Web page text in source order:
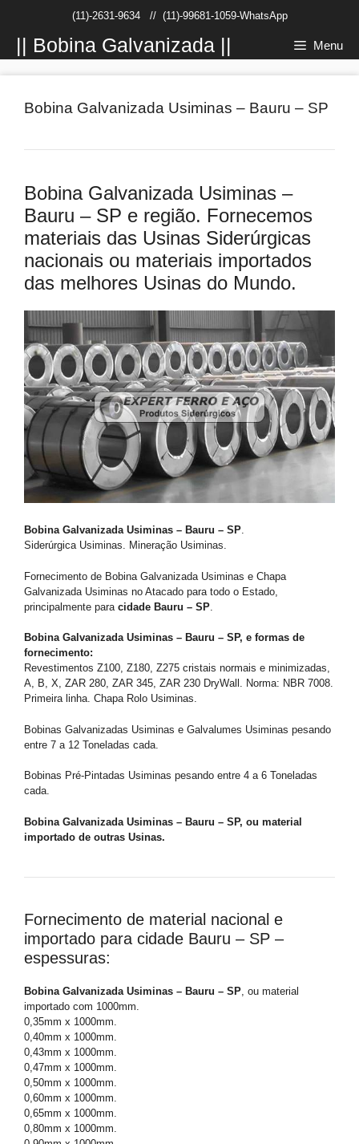
conteúdo
(11)-2631-9634// (11)-99681-1059-WhatsApp
|| Bobina Galvanizada || Menu
Bobina Galvanizada Usiminas – Bauru – SP
Bobina Galvanizada Usiminas –
Bauru – SP e região. Fornecemos
materiais das Usinas Siderúrgicas
nacionais ou materiais importados
das melhores Usinas do Mundo.
Bobina Galvanizada Usiminas – Bauru – SP.
Siderúrgica Usiminas. Mineração Usiminas.
Fornecimento de Bobina Galvanizada Usiminas e Chapa
Galvanizada Usiminas no Atacado para todo o Estado,
principalmente para cidade Bauru – SP
Bobina Galvanizada Usiminas – Bauru – SP, e formas de
fornecimento:
Revestimentos Z100, Z180, Z275 cristais normais e minimizadas,
A, B, X, ZAR 280, ZAR 345, ZAR 230 DryWall. Norma: NBR 7008.
Primeira linha. Chapa Rolo Usiminas.
Bobinas Galvanizadas Usiminas e Galvalumes Usiminas pesando
entre 7 a 12 Toneladas cada.
Bobinas Pré-Pintadas Usiminas pesando entre 4 a 6 Toneladas
cada.
Bobina Galvanizada Usiminas – Bauru – SP, ou material
importado de outras Usinas.
Fornecimento de material nacional e
importado para cidade Bauru – SP –
espessuras:
Bobina Galvanizada Usiminas – Bauru – SP , ou material
importado com 1000mm.
0,35mm x 1000mm.
0,40mm x 1000mm.
0,43mm x 1000mm.
0,47mm x 1000mm.
0,50mm x 1000mm.
0,60mm x 1000mm.
0,65mm x 1000mm.
0,80mm x 1000mm.